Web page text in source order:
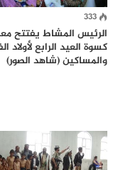
333
الرئيس المشاط يفتتح
كسوة العيد الرابع لأولاد
والمساكين (شاهد الصور)